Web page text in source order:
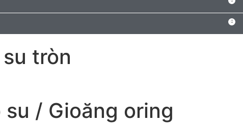
tròn
/ Gioăng oring